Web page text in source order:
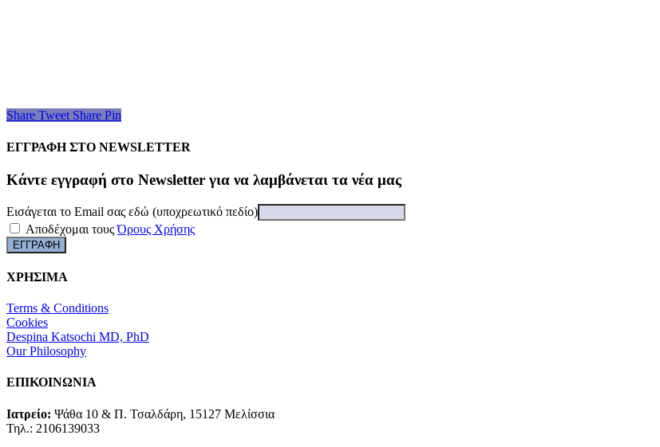
Share Tweet Share Pin
ΕΓΓΡΑΦΗ ΣΤΟ NEWSLETTER
Kάντε εγγραφή στο Newsletter για να λαμβάνεται τα νέα μας
Εισάγεται το Email σας εδώ (υποχρεωτικό πεδίο)
Αποδέχομαι τουςΌρους Χρήσης
ΧΡΗΣΙΜΑ
Terms & Conditions
Cookies
Despina Katsochi MD, PhD
Our Philosophy
ΕΠΙΚΟΙΝΩΝΙΑ
Ιατρείο: Ψάθα 10 & Π. Τσαλδάρη, 15127 Μελίσσια
Τηλ.: 2106139033